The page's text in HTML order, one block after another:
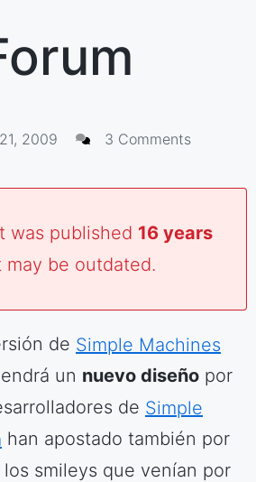
2009 3 Comments
was published 16 years
may be outdated.
de Simple Machines
un nuevo diseño por
de Simple
han apostado también por
smileys que venían por